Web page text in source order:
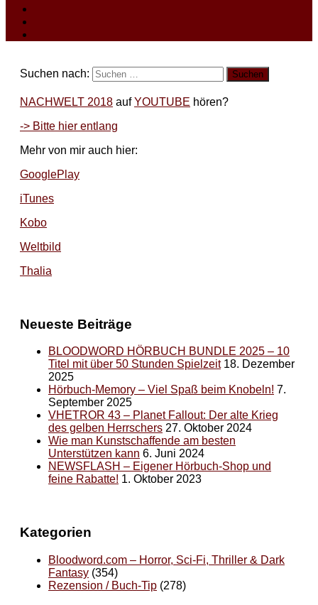
Suchen nach:
NACHWELT 2018 aufYOUTUBE hören?
-> Bitte hier entlang
Mehr von mir auch hier:
GooglePlay
iTunes
Kobo
Weltbild
Thalia
Neueste Beiträge
BLOODWORD HÖRBUCH BUNDLE 2025 – 10
Titel mit über 50 Stunden Spielzeit 18. Dezember
2025
Hörbuch-Memory – Viel Spaß beim Knobeln! 7.
September 2025
VHETROR 43 – Planet Fallout: Der alte Krieg
des gelben Herrschers 27. Oktober 2024
Wie man Kunstschaffende am besten
Unterstützen kann 6. Juni 2024
NEWSFLASH – Eigener Hörbuch-Shop und
feine Rabatte! 1. Oktober 2023
Kategorien
Bloodword.com – Horror, Sci-Fi, Thriller & Dark
Fantasy (354)
Rezension / Buch-Tip (278)